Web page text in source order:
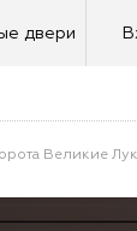
двери
Великие